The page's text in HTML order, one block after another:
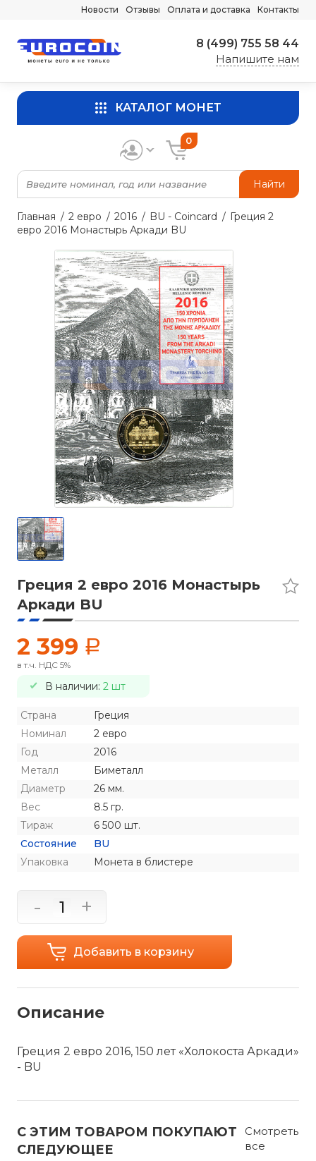
Новости Отзывы Оплата и доставка Контакты
8 (499) 755 58 44
Напишите нам
КАТАЛОГ МОНЕТ
Найти
0
Главная 2 евро 2016 BU - Coincard
Греция 2
евро 2016 Монастырь Аркади BU
Греция 2 евро 2016 Монастырь
Аркади BU
2 399 a
в т.ч. НДС 5%
В наличии: 2 шт
Страна
Греция
Номинал
2 евро
Год
2016
Металл
Биметалл
Диаметр
26 мм.
Вес
8.5 гр.
Тираж
6 500 шт.
Состояние
BU
Упаковка
Монета в блистере
- +
Добавить в корзину
Описание
Греция 2 евро 2016, 150 лет «Холокоста Аркади»
- BU
С ЭТИМ ТОВАРОМ ПОКУПАЮТ
СЛЕДУЮЩЕЕ
Смотреть
все